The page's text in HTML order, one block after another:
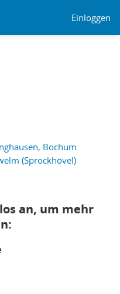
Einloggen
Bochum
(Sprockhövel)
an, um mehr